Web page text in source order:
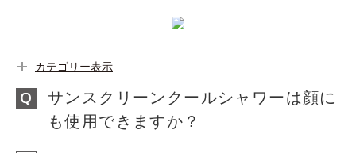
カテゴリー表示
サンスクリーンクールシャワーは顔に
も使用できますか？